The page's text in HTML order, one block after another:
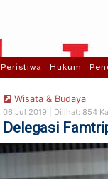
Peristiwa Hukum
Wisata & Budaya
06 Jul 2019 | Dilihat: 854
Delegasi